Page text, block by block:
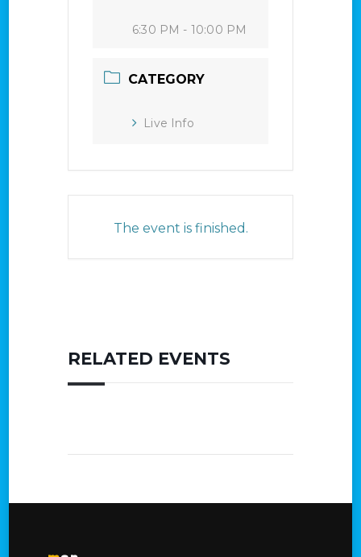
6:30 PM - 10:00 PM
CATEGORY
Live Info
The event is finished.
RELATED EVENTS